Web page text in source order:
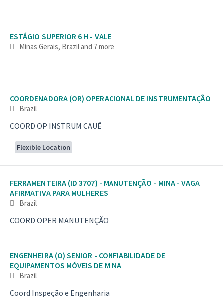
ESTÁGIO SUPERIOR 6 H - VALE
Minas Gerais, Braziland 7 more
COORDENADORA (OR) OPERACIONAL DE INSTRUMENTAÇÃO
Brazil
COORD OP INSTRUM CAUÊ
Flexible Location
FERRAMENTEIRA (ID 3707) - MANUTENÇÃO - MINA - VAGA
AFIRMATIVA PARA MULHERES
Brazil
COORD OPER MANUTENÇÃO
ENGENHEIRA (O) SENIOR - CONFIABILIDADE DE
EQUIPAMENTOS MÓVEIS DE MINA
Brazil
Coord Inspeção e Engenharia